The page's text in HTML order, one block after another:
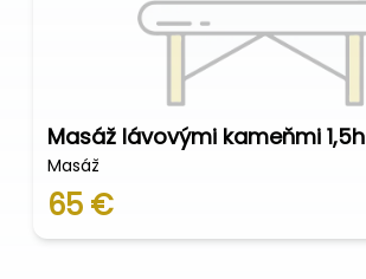
Masáž lávovými kameňmi 1,5h
Masáž
65 €